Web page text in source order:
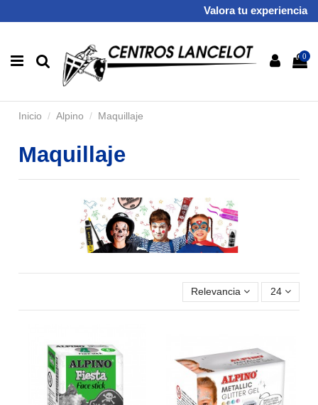
Valora tu experiencia
0
Inicio Alpino Maquillaje
Maquillaje
Relevancia 24